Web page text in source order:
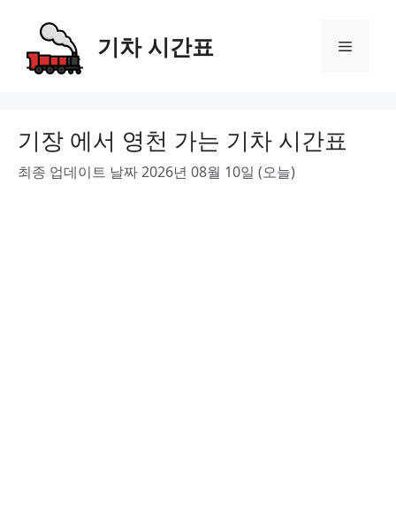
content
기차 시간표 Menu
기장 에서 영천 가는 기차 시간표
최종 업데이트 날짜 2026년 08월 10일 (오늘)